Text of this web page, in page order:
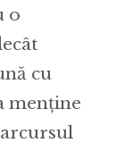
o
cu
menține